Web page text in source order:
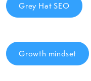
Grey Hat SEO
Growth mindset